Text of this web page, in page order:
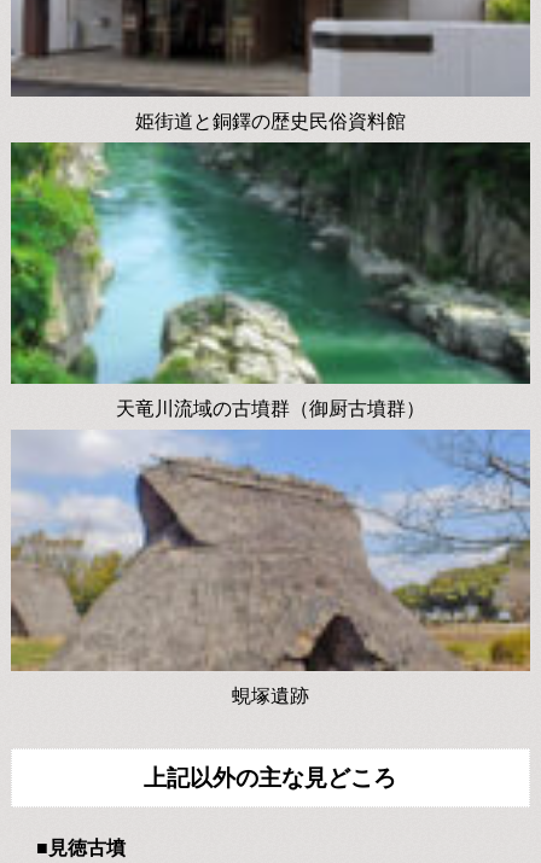
姫街道と銅鐸の歴史民俗資料館
天竜川流域の古墳群（御厨古墳群）
蜆塚遺跡
上記以外の主な見どころ
■見徳古墳